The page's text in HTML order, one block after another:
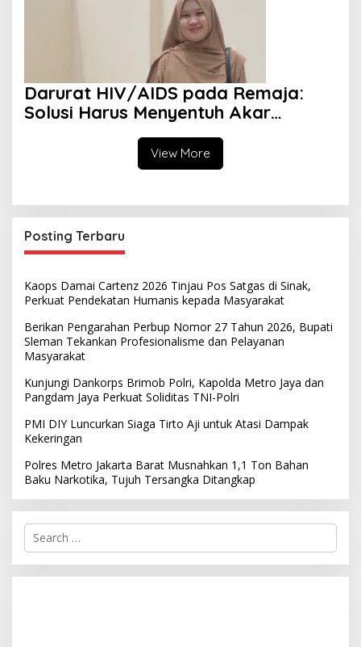
Darurat HIV/AIDS pada Remaja:
Solusi Harus Menyentuh Akar
View More
Posting Terbaru
Kaops Damai Cartenz 2026 Tinjau Pos Satgas di Sinak,
Perkuat Pendekatan Humanis kepada Masyarakat
Berikan Pengarahan Perbup Nomor 27 Tahun 2026, Bupati
Sleman Tekankan Profesionalisme dan Pelayanan
Masyarakat
Kunjungi Dankorps Brimob Polri, Kapolda Metro Jaya dan
Pangdam Jaya Perkuat Soliditas TNI-Polri
PMI DIY Luncurkan Siaga Tirto Aji untuk Atasi Dampak
Kekeringan
Polres Metro Jakarta Barat Musnahkan 1,1 Ton Bahan
Baku Narkotika, Tujuh Tersangka Ditangkap
S
r